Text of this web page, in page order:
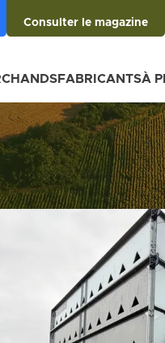
Consulter le magazine
FABRICANTSÀ